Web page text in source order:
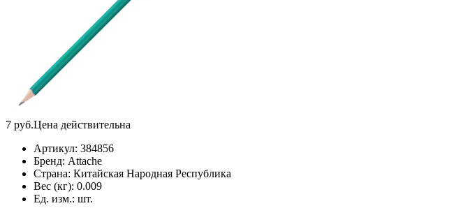
7 руб.Цена действительна
Артикул: 384856
Бренд: Attache
Страна: Китайская Народная Республика
Вес (кг): 0.009
Ед. изм.: шт.